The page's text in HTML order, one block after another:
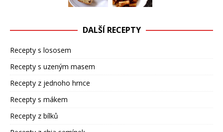
DALŠÍ RECEPTY
Recepty s lososem
Recepty s uzeným masem
Recepty z jednoho hrnce
Recepty s mákem
Recepty z bílků